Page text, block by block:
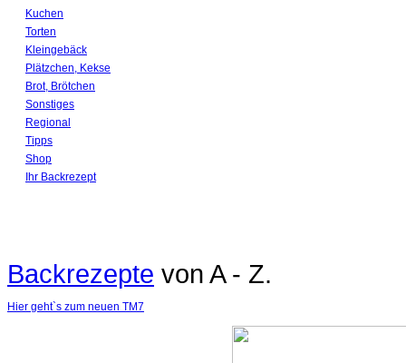
Kuchen
Torten
Kleingebäck
Plätzchen, Kekse
Brot, Brötchen
Sonstiges
Regional
Tipps
Shop
Ihr Backrezept
Backrezepte von A - Z.
Hier geht`s zum neuen TM7